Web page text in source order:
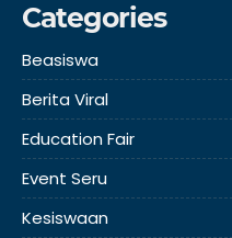
Categories
Beasiswa
Berita Viral
Education Fair
Event Seru
Kesiswaan